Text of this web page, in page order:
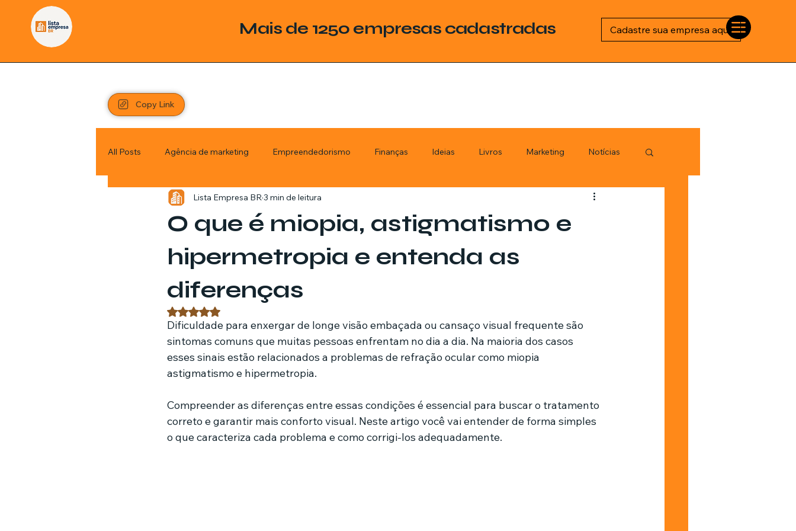
Mais de 1250 empresas cadastradas Cadastre sua empresa aqui
Copy Link
All Posts Agência de marketing Empreendedorismo Finanças Ideias Livros Marketing Notícias
Saúde Sem categoria Tecnologia
Economia Livros Educação
Estratégias de marketing Filmes e séries
Jardinagem Clínica Nutricionista
O que é miopia, astigmatismo e
hipermetropia e entenda as
diferenças
Lista Empresa BR 3 min de leitura
Avaliado com NaN de 5 estrelas.
Dificuldade para enxergar de longe visão embaçada ou cansaço visual frequente são
sintomas comuns que muitas pessoas enfrentam no dia a dia. Na maioria dos casos
esses sinais estão relacionados a problemas de refração ocular como miopia
astigmatismo e hipermetropia.
Compreender as diferenças entre essas condições é essencial para buscar o tratamento
correto e garantir mais conforto visual. Neste artigo você vai entender de forma simples
o que caracteriza cada problema e como corrigi-los adequadamente.